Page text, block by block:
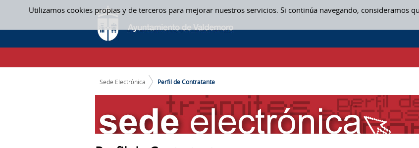
Utilizamos cookies propias y de terceros para mejorar nuestros servicios. Si continúa navegando, consideramos
Saltar al contenido
PERFIL DE CONTRATANTE
CAMINO DE MIGAS
Sede Electrónica Perfil de Contratante